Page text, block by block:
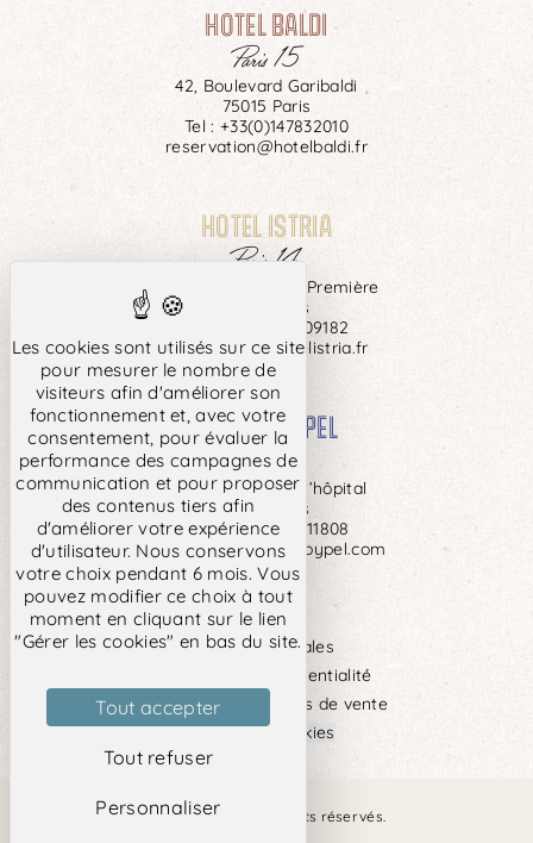
HOTEL BALDI
Paris 15
42, Boulevard Garibaldi
75015 Paris
Tel :+33(0)147832010
reservation@hotelbaldi.fr
HOTEL ISTRIA
Paris 14
29, rue Campagne Première
75014 Paris
+33(0)143209182
reservation@hotelistria.fr
HOTEL COYPEL
Paris 13
142, Boulevard de l’hôpital
75013 Paris
Tel :+33 (0)143311808
reservation@hotelcoypel.com
Mentions légales
Politique de confidentialité
Conditions générales de vente
Gérer les cookies
Site officiel – Tous droits réservés.
Les cookies sont utilisés sur ce site
pour mesurer le nombre de
visiteurs afin d'améliorer son
fonctionnement et, avec votre
consentement, pour évaluer la
performance des campagnes de
communication et pour proposer
des contenus tiers afin
d'améliorer votre expérience
d'utilisateur. Nous conservons
votre choix pendant 6 mois. Vous
pouvez modifier ce choix à tout
moment en cliquant sur le lien
"Gérer les cookies" en bas du site.
Tout accepter
Tout refuser
Personnaliser